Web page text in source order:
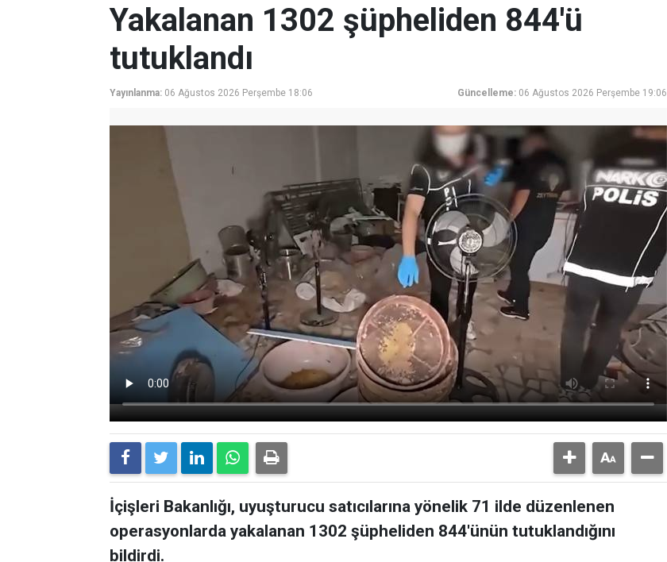
Yakalanan 1302 şüpheliden 844'ü
tutuklandı
Yayınlanma: 06 Ağustos 2026 Perşembe 18:06 Güncelleme: 06 Ağustos 2026 Perşembe 19:06
İçişleri Bakanlığı, uyuşturucu satıcılarına yönelik 71 ilde düzenlenen
operasyonlarda yakalanan 1302 şüpheliden 844'ünün tutuklandığını
bildirdi.